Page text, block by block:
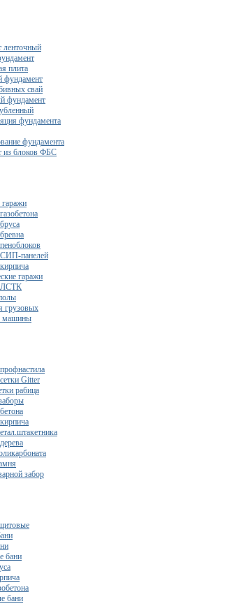
ленточный
плита
фундамент
свай
фундамент
фундамента
фундамента
из блоков ФБС
панелей
гаражи
ЛСТК
грузовых
машины
Gitter
рабица
забор
бани
бани